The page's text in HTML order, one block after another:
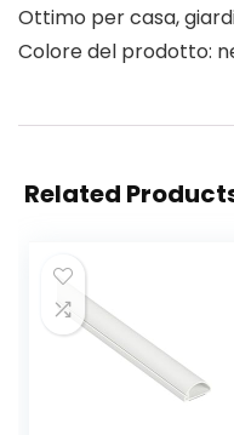
Ottimo per casa,
Colore del prodotto:
Related